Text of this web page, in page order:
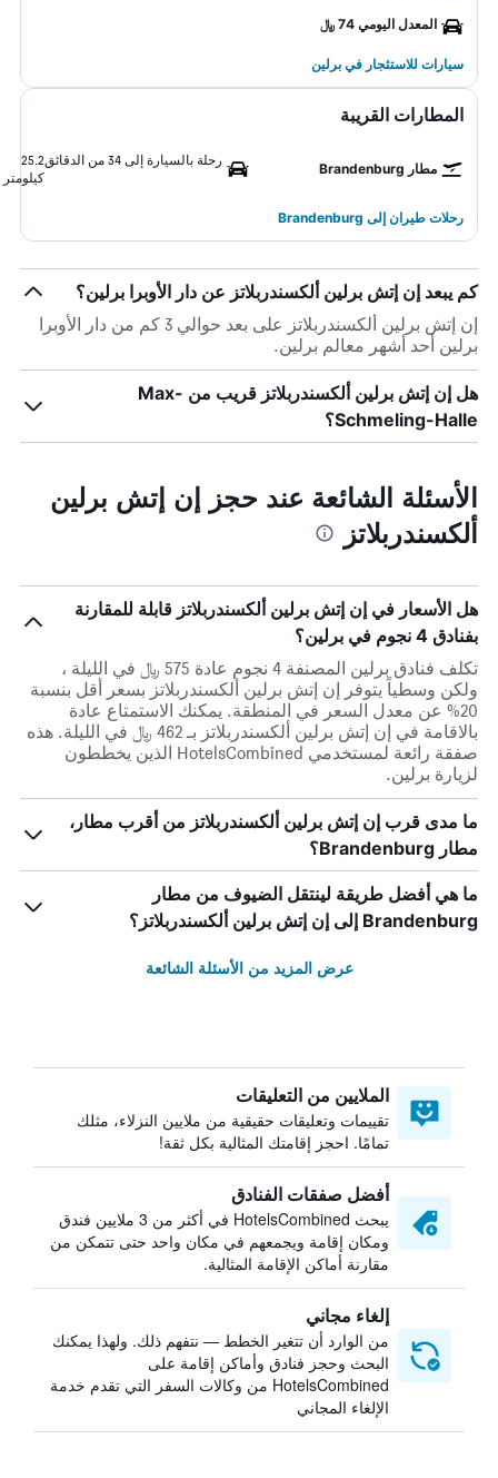
المعدل اليومي 74 ﷼
سيارات للاستئجار في برلين
المطارات القريبة
مطار Brandenburg
رحلة بالسيارة إلى 34 من الدقائق
25.2
كيلومتر
رحلات طيران إلى Brandenburg
كم يبعد إن إتش برلين ألكسندربلاتز عن دار الأوبرا برلين؟
إن إتش برلين ألكسندربلاتز على بعد حوالي 3 كم من دار الأوبرا
برلين أحد أشهر معالم برلين.
هل إن إتش برلين ألكسندربلاتز قريب من Max-
Schmeling-Halle؟
الأسئلة الشائعة عند حجز إن إتش برلين
ألكسندربلاتز
هل الأسعار في إن إتش برلين ألكسندربلاتز قابلة للمقارنة
بفنادق 4 نجوم في برلين؟
تكلف فنادق برلين المصنفة 4 نجوم عادة 575 ﷼ في الليلة ،
ولكن وسطياً يتوفر إن إتش برلين ألكسندربلاتز بسعر أقل بنسبة
20% عن معدل السعر في المنطقة. يمكنك الاستمتاع عادة
بالاقامة في إن إتش برلين ألكسندربلاتز بـ 462 ﷼ في الليلة. هذه
صفقة رائعة لمستخدمي HotelsCombined الذين يخططون
لزيارة برلين.
ما مدى قرب إن إتش برلين ألكسندربلاتز من أقرب مطار،
مطار Brandenburg؟
ما هي أفضل طريقة لينتقل الضيوف من مطار
Brandenburg إلى إن إتش برلين ألكسندربلاتز؟
عرض المزيد من الأسئلة الشائعة
الملايين من التعليقات
تقييمات وتعليقات حقيقية من ملايين النزلاء، مثلك
تمامًا. احجز إقامتك المثالية بكل ثقة!
أفضل صفقات الفنادق
يبحث HotelsCombined في أكثر من 3 ملايين فندق
ومكان إقامة ويجمعهم في مكان واحد حتى تتمكن من
مقارنة أماكن الإقامة المثالية.
إلغاء مجاني
من الوارد أن تتغير الخطط — نتفهم ذلك. ولهذا يمكنك
البحث وحجز فنادق وأماكن إقامة على
HotelsCombined من وكالات السفر التي تقدم خدمة
الإلغاء المجاني